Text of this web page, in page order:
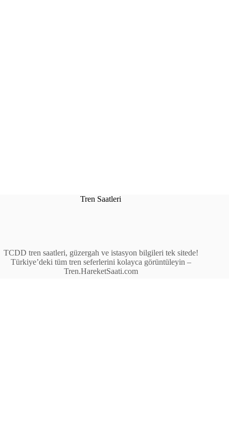
Tren Saatleri
TCDD tren saatleri, güzergah ve istasyon bilgileri tek sitede!
Türkiye’deki tüm tren seferlerini kolayca görüntüleyin –
Tren.HareketSaati.com